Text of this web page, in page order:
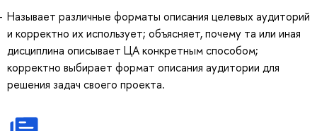
Называет различные форматы описания целевых аудиторий
и корректно их использует; объясняет, почему та или иная
дисциплина описывает ЦА конкретным способом;
корректно выбирает формат описания аудитории для
решения задач своего проекта.